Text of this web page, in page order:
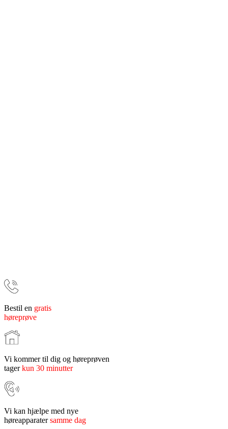
Bestil en gratis
høreprøve
Vi kommer til dig og høreprøven
tagerkun 30 minutter
Vi kan hjælpe med nye
høreapparatersamme dag